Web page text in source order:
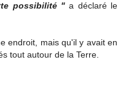
possibilité "a déclaré le
endroit, mais qu'il y avait en
tout autour de la Terre.